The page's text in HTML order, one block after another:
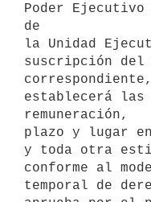
Poder
de
la Unidad
suscripción del
establecerá las
remuneración,
plazo y lugar
y toda otra
conforme al
temporal de